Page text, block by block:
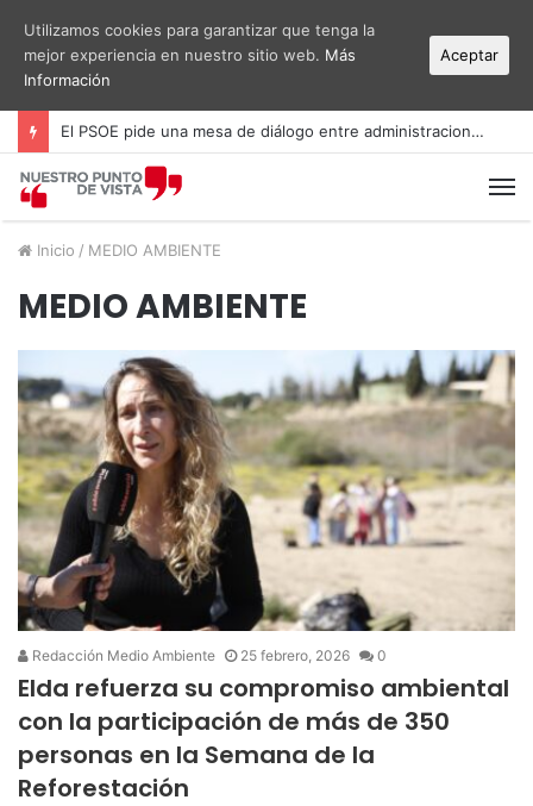
El PSOE pide una mesa de diálogo entre administraciones y vecinos por el ruido del aeropuerto Alicante-Elche
Inicio / MEDIO AMBIENTE
MEDIO AMBIENTE
Redacción Medio Ambiente 25 febrero, 2026 0
Elda refuerza su compromiso ambiental
con la participación de más de 350
personas en la Semana de la
Reforestación
Utilizamos cookies para garantizar que tenga la
mejor experiencia en nuestro sitio web. Más
Información
Aceptar